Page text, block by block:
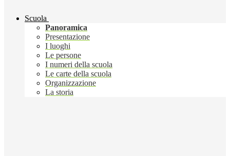
Scuola
Panoramica
Presentazione
I luoghi
Le persone
I numeri della scuola
Le carte della scuola
Organizzazione
La storia